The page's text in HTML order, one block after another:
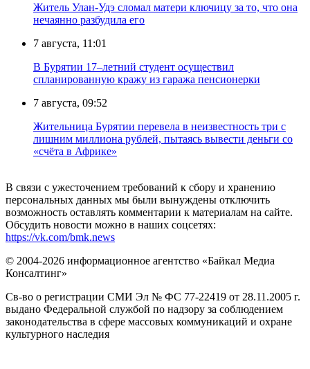
Житель Улан-Удэ сломал матери ключицу за то, что она
нечаянно разбудила его
7 августа, 11:01
В Бурятии 17–летний студент осуществил
спланированную кражу из гаража пенсионерки
7 августа, 09:52
Жительница Бурятии перевела в неизвестность три с
лишним миллиона рублей, пытаясь вывести деньги со
«счёта в Африке»
В связи с ужесточением требований к сбору и хранению
персональных данных мы были вынуждены отключить
возможность оставлять комментарии к материалам на сайте.
Обсудить новости можно в наших соцсетях:
https://vk.com/bmk.news
© 2004-2026 информационное агентство «Байкал Медиа
Консалтинг»
Св-во о регистрации СМИ Эл № ФС 77-22419 от 28.11.2005 г.
выдано Федеральной службой по надзору за соблюдением
законодательства в сфере массовых коммуникаций и охране
культурного наследия